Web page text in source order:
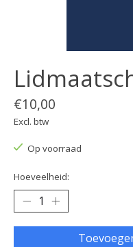
€10,00
Excl. btw
Op voorraad
Hoeveelheid: